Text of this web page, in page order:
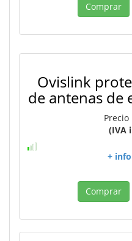
Comprar
Ovislink
de antenas de
Precio
(IVA
+
Comprar